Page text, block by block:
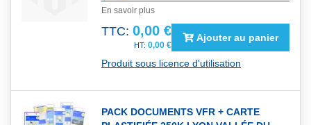
En savoir plus
TTC: 0,00 €
0,00 €
Ajouter au panier
Produit sous licence d'utilisation
PACK DOCUMENTS VFR + CARTE